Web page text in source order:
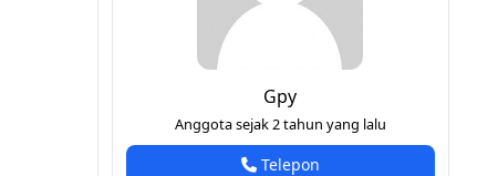
Gpy
Anggota sejak 2 tahun yang lalu
Telepon